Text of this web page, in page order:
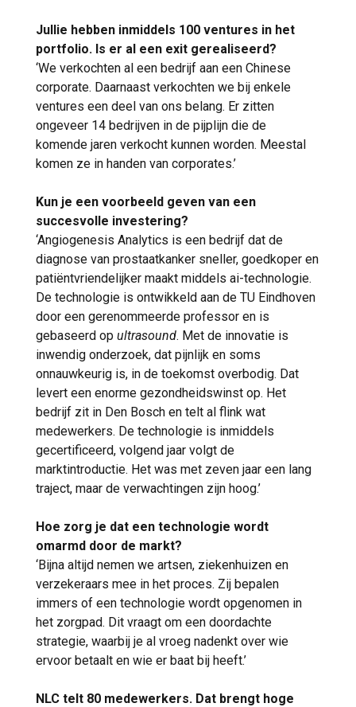
Jullie hebben inmiddels 100 ventures in het
portfolio. Is er al een exit gerealiseerd?
‘We verkochten al een bedrijf aan een Chinese
corporate. Daarnaast verkochten we bij enkele
ventures een deel van ons belang. Er zitten
ongeveer 14 bedrijven in de pijplijn die de
komende jaren verkocht kunnen worden. Meestal
komen ze in handen van corporates.’
Kun je een voorbeeld geven van een
succesvolle investering?
‘Angiogenesis Analytics is een bedrijf dat de
diagnose van prostaatkanker sneller, goedkoper en
patiëntvriendelijker maakt middels ai-technologie.
De technologie is ontwikkeld aan de TU Eindhoven
door een gerenommeerde professor en is
gebaseerd op ultrasound. Met de innovatie is
inwendig onderzoek, dat pijnlijk en soms
onnauwkeurig is, in de toekomst overbodig. Dat
levert een enorme gezondheidswinst op. Het
bedrijf zit in Den Bosch en telt al flink wat
medewerkers. De technologie is inmiddels
gecertificeerd, volgend jaar volgt de
marktintroductie. Het was met zeven jaar een lang
traject, maar de verwachtingen zijn hoog.’
Hoe zorg je dat een technologie wordt
omarmd door de markt?
‘Bijna altijd nemen we artsen, ziekenhuizen en
verzekeraars mee in het proces. Zij bepalen
immers of een technologie wordt opgenomen in
het zorgpad. Dit vraagt om een doordachte
strategie, waarbij je al vroeg nadenkt over wie
ervoor betaalt en wie er baat bij heeft.’
NLC telt 80 medewerkers. Dat brengt hoge